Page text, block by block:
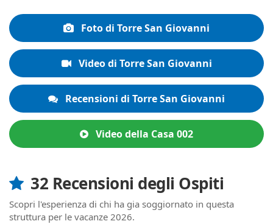
Foto di Torre San Giovanni
Video di Torre San Giovanni
Recensioni di Torre San Giovanni
Video della Casa 002
32 Recensioni degli Ospiti
Scopri l'esperienza di chi ha gia soggiornato in questa
struttura per le vacanze 2026.